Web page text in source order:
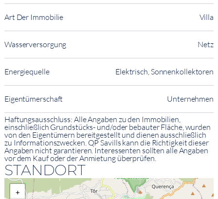
Art Der Immobilie Villa
Wasserversorgung Netz
Energiequelle Elektrisch, Sonnenkollektoren
Eigentümerschaft Unternehmen
Haftungsausschluss: Alle Angaben zu den Immobilien,
einschließlich Grundstücks- und/oder bebauter Fläche, wurden
von den Eigentümern bereitgestellt und dienen ausschließlich
zu Informationszwecken. QP Savills kann die Richtigkeit dieser
Angaben nicht garantieren. Interessenten sollten alle Angaben
vor dem Kauf oder der Anmietung überprüfen.
STANDORT
+